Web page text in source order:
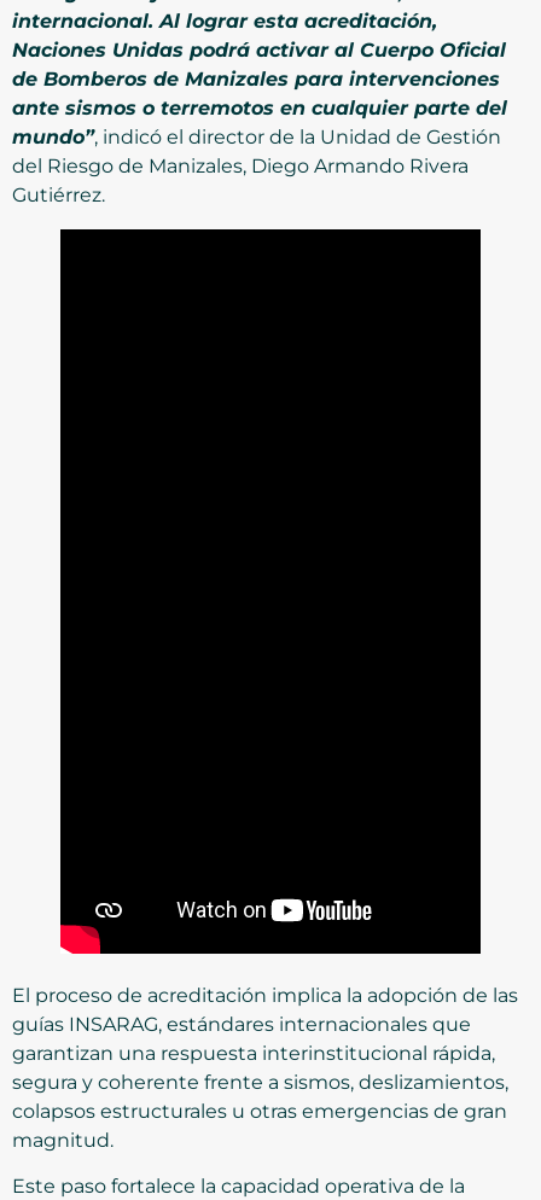
internacional. Al lograr esta acreditación,
Naciones Unidas podrá activar al Cuerpo Oficial
de Bomberos de Manizales para intervenciones
ante sismos o terremotos en cualquier parte del
mundo”, indicó el director de la Unidad de Gestión
del Riesgo de Manizales, Diego Armando Rivera
Gutiérrez.
El proceso de acreditación implica la adopción de las
guías INSARAG, estándares internacionales que
garantizan una respuesta interinstitucional rápida,
segura y coherente frente a sismos, deslizamientos,
colapsos estructurales u otras emergencias de gran
magnitud.
Este paso fortalece la capacidad operativa de la